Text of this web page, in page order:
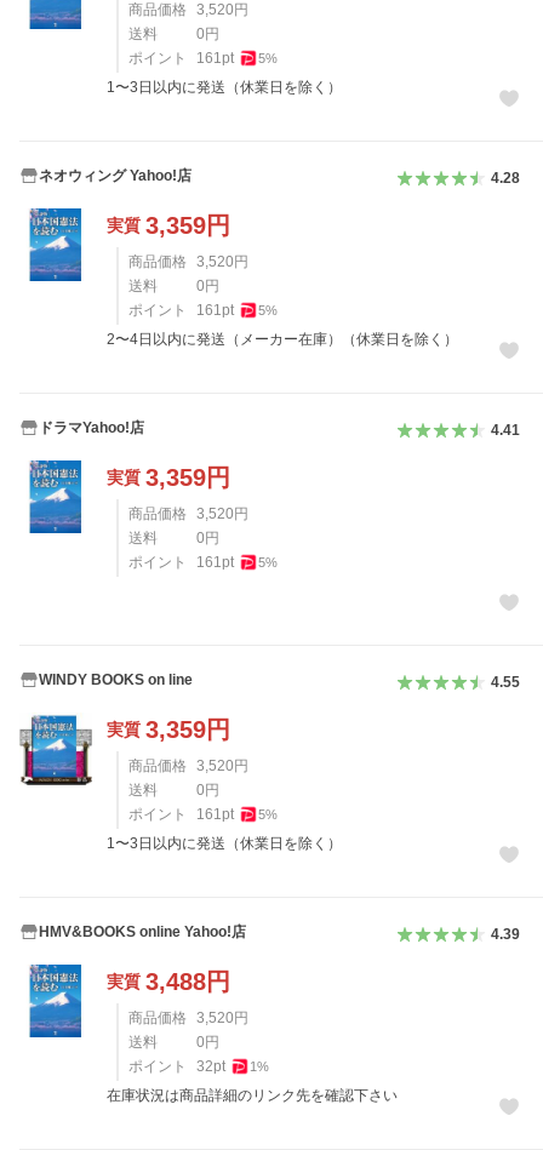
商品価格 3,520 円
送料
0 円
ポイント
161pt 5%
1〜3日以内に発送（休業日を除く）
ネオウィング Yahoo!店 4.28
実質 3,359円
商品価格 3,520 円
送料
0 円
ポイント
161pt 5%
2〜4日以内に発送（メーカー在庫）（休業日を除く）
ドラマYahoo!店 4.41
実質 3,359円
商品価格 3,520 円
送料
0 円
ポイント
161pt 5%
WINDY BOOKS on line 4.55
実質 3,359円
商品価格 3,520 円
送料
0 円
ポイント
161pt 5%
1〜3日以内に発送（休業日を除く）
HMV&BOOKS online Yahoo!店 4.39
実質 3,488円
商品価格 3,520 円
送料
0 円
ポイント
32pt 1%
在庫状況は商品詳細のリンク先を確認下さい